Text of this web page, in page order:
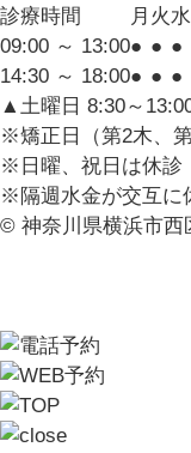
診療時間
月 火水
09:00 ～ 13:00● ● ●
14:30 ～ 18:00● ● ●
▲土曜日 8:30～
※矯正日（第2木、
※日曜、祝日は休診
※隔週水金が交互に
© 神奈川県横浜市西